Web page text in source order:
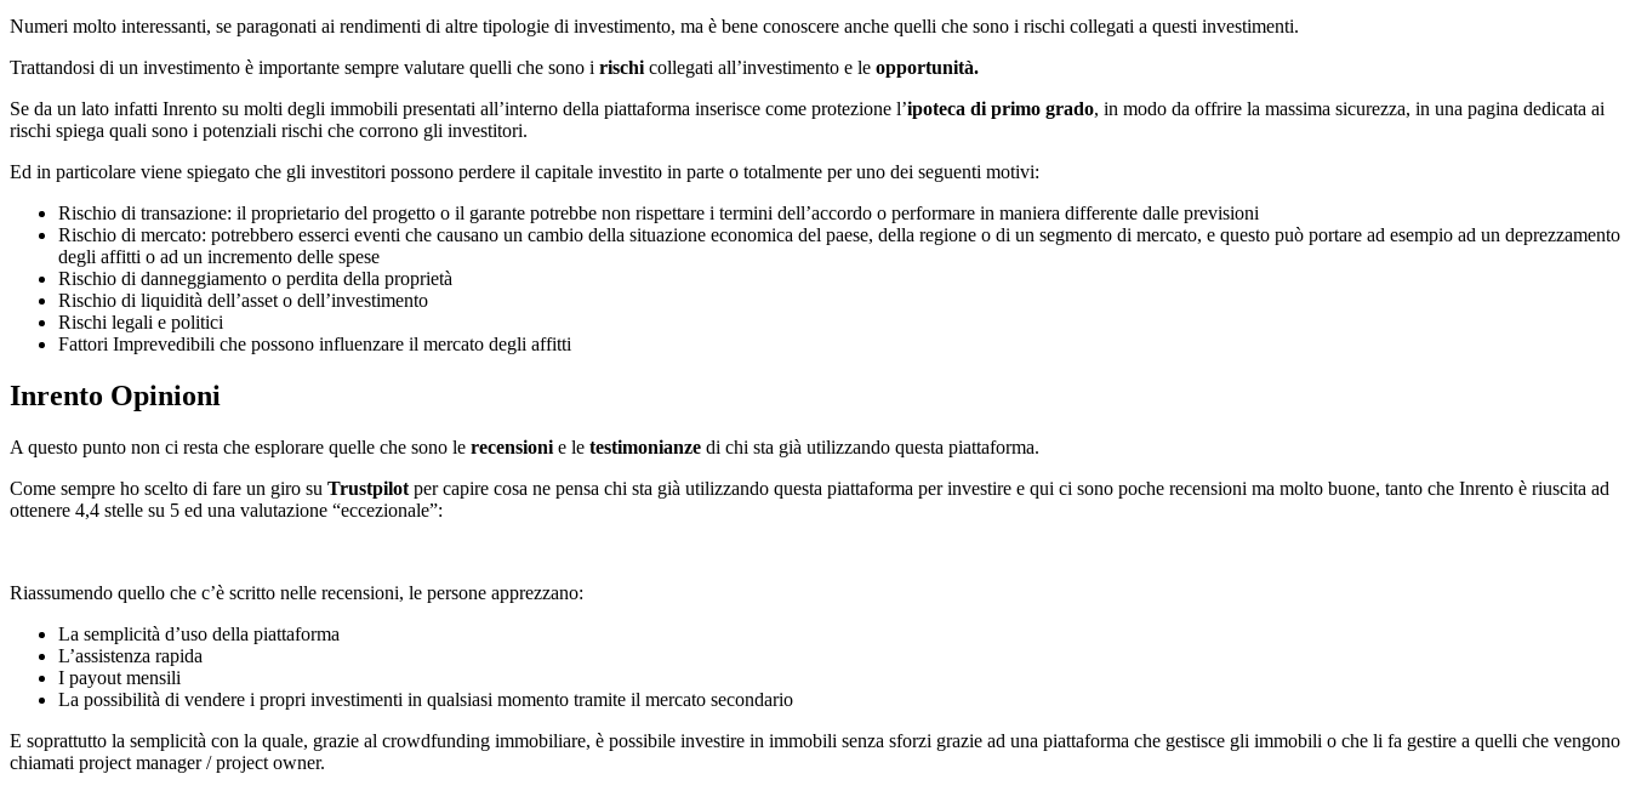
Numeri molto interessanti, se paragonati ai rendimenti di altre tipologie di investimento, ma è bene conoscere anche quelli che sono i rischi collegati a questi investimenti.
Trattandosi di un investimento è importante sempre valutare quelli che sono i rischi collegati all’investimento e le opportunità.
Se da un lato infatti Inrento su molti degli immobili presentati all’interno della piattaforma inserisce come protezione l’ipoteca di primo grado, in modo da offrire la massima sicurezza, in una pagina dedicata ai
rischi spiega quali sono i potenziali rischi che corrono gli investitori.
Ed in particolare viene spiegato che gli investitori possono perdere il capitale investito in parte o totalmente per uno dei seguenti motivi:
Rischio di transazione: il proprietario del progetto o il garante potrebbe non rispettare i termini dell’accordo o performare in maniera differente dalle previsioni
Rischio di mercato: potrebbero esserci eventi che causano un cambio della situazione economica del paese, della regione o di un segmento di mercato, e questo può portare ad esempio ad un deprezzamento
degli affitti o ad un incremento delle spese
Rischio di danneggiamento o perdita della proprietà
Rischio di liquidità dell’asset o dell’investimento
Rischi legali e politici
Fattori Imprevedibili che possono influenzare il mercato degli affitti
Inrento Opinioni
A questo punto non ci resta che esplorare quelle che sono le recensioni e le testimonianze di chi sta già utilizzando questa piattaforma.
Come sempre ho scelto di fare un giro su Trustpilot per capire cosa ne pensa chi sta già utilizzando questa piattaforma per investire e qui ci sono poche recensioni ma molto buone, tanto che Inrento è riuscita ad
ottenere 4,4 stelle su 5 ed una valutazione “eccezionale”:
Riassumendo quello che c’è scritto nelle recensioni, le persone apprezzano:
La semplicità d’uso della piattaforma
L’assistenza rapida
I payout mensili
La possibilità di vendere i propri investimenti in qualsiasi momento tramite il mercato secondario
E soprattutto la semplicità con la quale, grazie al crowdfunding immobiliare, è possibile investire in immobili senza sforzi grazie ad una piattaforma che gestisce gli immobili o che li fa gestire a quelli che vengono
chiamati project manager / project owner.